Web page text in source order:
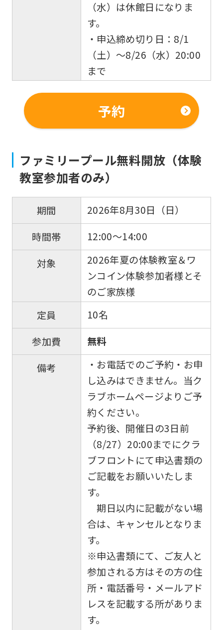
（水）は休館日になりま
す。
・申込締め切り日：8/1
（土）～8/26（水）20:00
まで
予約
ファミリープール無料開放（体験
教室参加者のみ）
期間
2026年8月30日（日）
時間帯
12:00～14:00
対象
2026年夏の体験教室＆ワ
ンコイン体験参加者様とそ
のご家族様
定員
10名
参加費
無料
備考
・お電話でのご予約・お申
し込みはできません。当ク
ラブホームページよりご予
約ください。
予約後、開催日の3日前
（8/27）20:00までにクラ
ブフロントにて申込書類の
ご記載をお願いいたしま
す。
期日以内に記載がない場
合は、キャンセルとなりま
す。
※申込書類にて、ご友人と
参加される方はその方の住
所・電話番号・メールアド
レスを記載する所がありま
す。
the
service.
Automatic